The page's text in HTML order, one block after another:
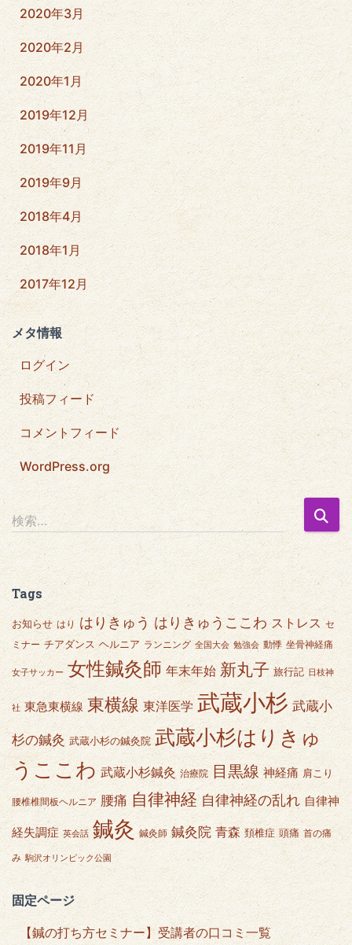
2020年3月
2020年2月
2020年1月
2019年12月
2019年11月
2019年9月
2018年4月
2018年1月
2017年12月
メタ情報
ログイン
投稿フィード
コメントフィード
WordPress.org
検
索
:
検索…
Tags
お知らせ はり はりきゅう はりきゅうここわ ストレス セ
ミナー チアダンス ヘルニア ランニング 全国大会 勉強会 動悸 坐骨神経痛
女子サッカー 女性鍼灸師 年末年始 新丸子 旅行記 日枝神
社 東急東横線 東横線 東洋医学 武蔵小杉 武蔵小
杉の鍼灸 武蔵小杉の鍼灸院 武蔵小杉はりきゅ
うここわ 武蔵小杉鍼灸 治療院 目黒線 神経痛 肩こり
腰椎椎間板ヘルニア 腰痛 自律神経 自律神経の乱れ 自律神
経失調症 英会話 鍼灸 鍼灸師 鍼灸院 青森 頚椎症 頭痛 首の痛
み 駒沢オリンピック公園
固定ページ
【鍼の打ち方セミナー】受講者の口コミ一覧